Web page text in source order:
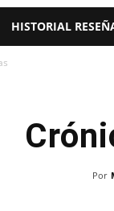
HISTORIAL
Por